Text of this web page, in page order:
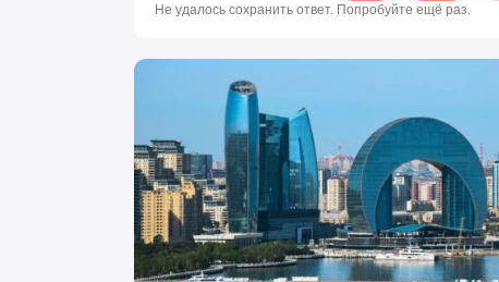
Не удалось сохранить ответ. Попробуйте ещё раз.